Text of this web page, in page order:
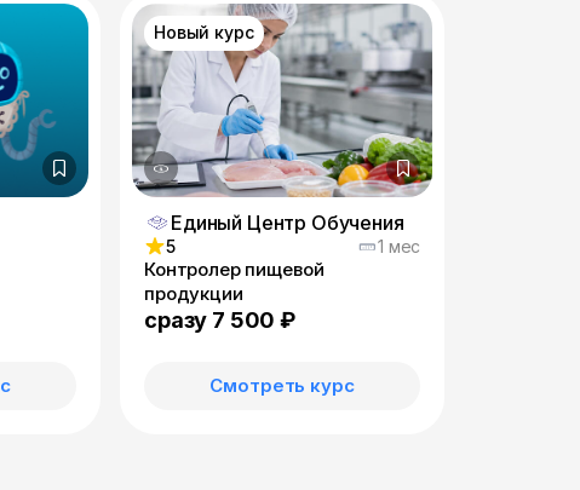
Новый курс
Единый Центр Обучения
5 1 мес
Контролер пищевой
продукции
сразу 7 500 ₽
Смотреть курс